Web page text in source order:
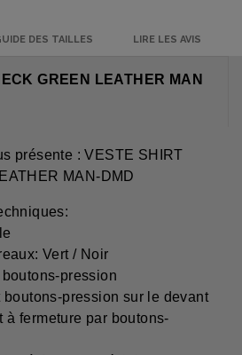
DES TAILLES LIRE LES AVIS
GREEN LEATHER MAN
présente : VESTE SHIRT
MAN-DMD
Vert / Noir
pression
boutons-pression sur le devant
à fermeture par boutons-